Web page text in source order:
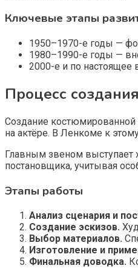
Ключевые этапы
1950–1970-е годы —
1980–1990-е годы —
2000-е и по настоящее
Процесс
Создание
на актёре. В Ленкоме к
Главным звеном выступает
постановщика, учитывая
Этапы работы
Анализ сценария и
Создание эскизов.
Выбор материалов.
Изготовление и
Финальная доводка.